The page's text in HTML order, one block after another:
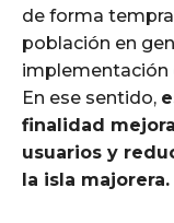
de forma
población en
implementación
En ese sentido,
finalidad
usuarios y
la isla majorera.